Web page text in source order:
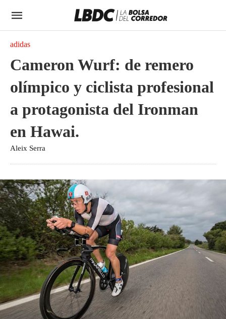
adidas
Cameron Wurf: de remero
olímpico y ciclista profesional
a protagonista del Ironman
en Hawai.
Aleix Serra